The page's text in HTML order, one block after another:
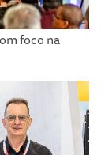
foco na